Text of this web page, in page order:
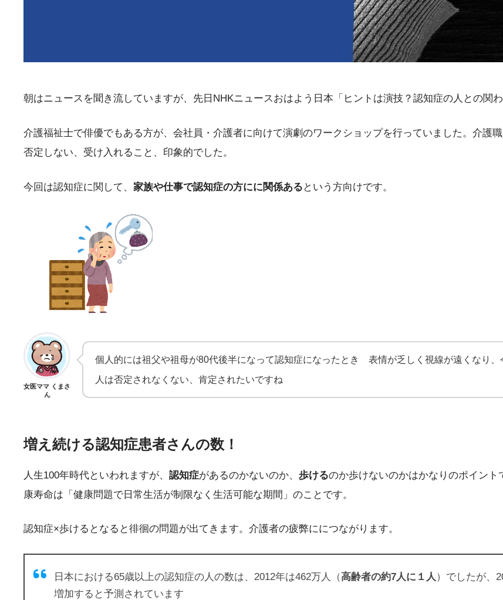
朝はニュースを聞き流していますが、先日NHKニュースおはよう日本「ヒントは演技？認知症の人との関
介護福祉士で俳優でもある方が、会社員・介護者に向けて演劇のワークショップを行っていました。介護
否定しない、受け入れること、印象的でした。
今回は認知症に関して、 家族や仕事で認知症の方にに関係ある という方向けです。
女医ママ くまさ
ん
個人的には祖父や祖母が80代後半になって認知症になったとき 表情が乏しく視線が遠くなり、
人は否定されなくない、肯定されたいですね
増え続ける認知症患者さんの数！
人生100年時代といわれますが、 認知症があるのかないのか、 歩けるのか歩けないのかはかなりのポイン
康寿命は「健康問題で日常生活が制限なく生活可能な期間」のことです。
認知症×歩けるとなると徘徊の問題が出てきます。介護者の疲弊ににつながります。
日本における65歳以上の認知症の人の数は、2012年は462万人（高齢者の約7人に１人）でしたが、
増加すると予測されています